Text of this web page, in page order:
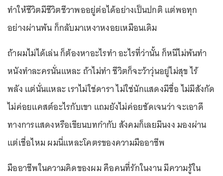
ทำให้ชีวิตมีชีวิตชีวาพออยู่ต่อได้อย่างเป็นปกติ แต่พอทุก
อย่างผ่านพ้น ก็กลับมาเหงาหงอยเหมือนเดิม
ถ้าผมไม่ได้เล่น ก็ต้องหาอะไรทำ อะไรที่ว่านั้น ก็หนีไม่พ้นทำ
หนังทำละครนั่นแหละ ถ้าไม่ทำ ชีวิตก็จะว้าวุ่นอยู่ไม่สุข ไร้
พลัง แต่นั่นแหละ เราไม่ใช่ดารา ไม่ใช่นักแสดงมีชื่อ ไม่มีสังกัด
ไม่ค่อยแคสต์อะไรกับเขา แถมยังไม่ค่อยชัดเจนว่า จะเอาดี
ทางการแสดงหรือเขียนบทกำกับ สังคมก็เลยมึนงง มองผ่าน
แต่เชื่อไหม ผมนี่แหละโคตรของความมืออาชีพ
มืออาชีพในความคิดของผม คือคนที่รักในงาน มีความรู้ใน